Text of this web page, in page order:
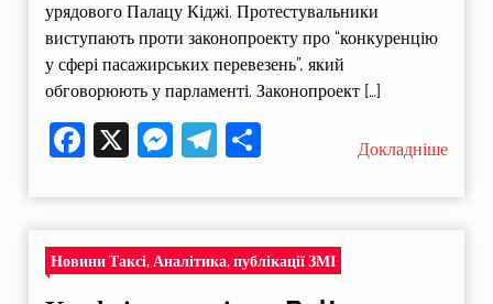
урядового Палацу Кіджі. Протестувальники
виступають проти законопроекту про “конкуренцію
у сфері пасажирських перевезень”, який
обговорюють у парламенті. Законопроект […]
Facebook
X Messenger
Telegram
Поділитися
Докладніше
Новини Таксі, Аналітика, публікації ЗМІ